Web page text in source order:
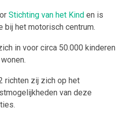
Stichting van het Kind en is
bij het motorisch centrum.
in voor circa 50.000 kinderen
richten zij zich op het
van deze